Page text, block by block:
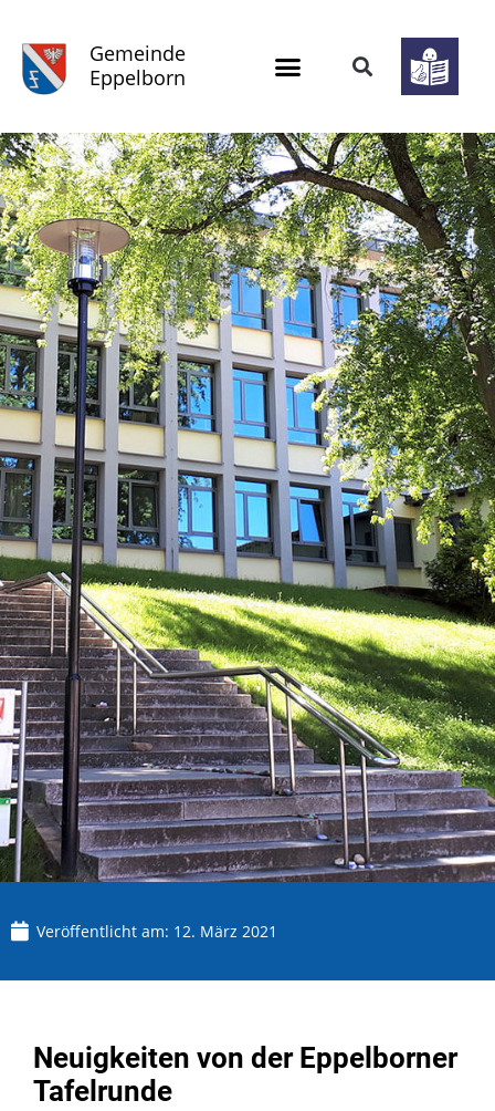
Gemeinde
Eppelborn
Veröffentlicht am: 12. März 2021
Neuigkeiten von der Eppelborner
Tafelrunde